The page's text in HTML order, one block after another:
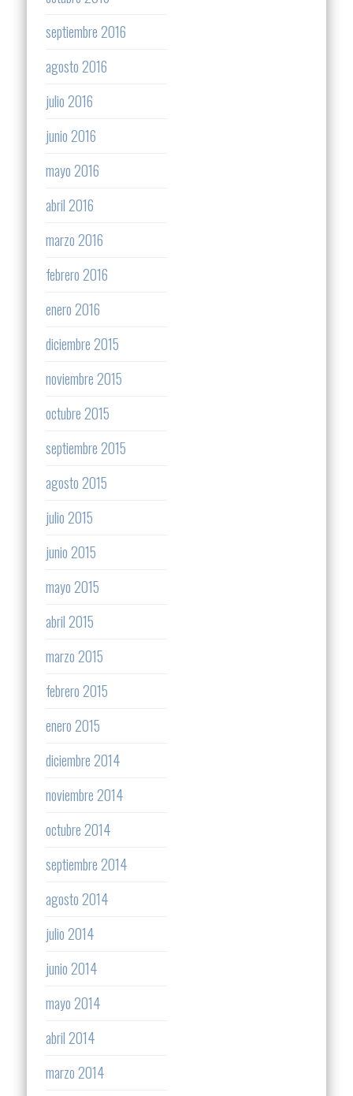
septiembre 2016
agosto 2016
julio 2016
junio 2016
mayo 2016
abril 2016
marzo 2016
febrero 2016
enero 2016
diciembre 2015
noviembre 2015
octubre 2015
septiembre 2015
agosto 2015
julio 2015
junio 2015
mayo 2015
abril 2015
marzo 2015
febrero 2015
enero 2015
diciembre 2014
noviembre 2014
octubre 2014
septiembre 2014
agosto 2014
julio 2014
junio 2014
mayo 2014
abril 2014
marzo 2014